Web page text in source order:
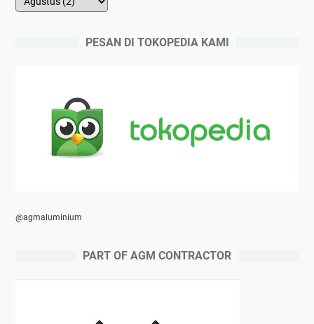
PESAN DI TOKOPEDIA KAMI
@agmaluminium
PART OF AGM CONTRACTOR